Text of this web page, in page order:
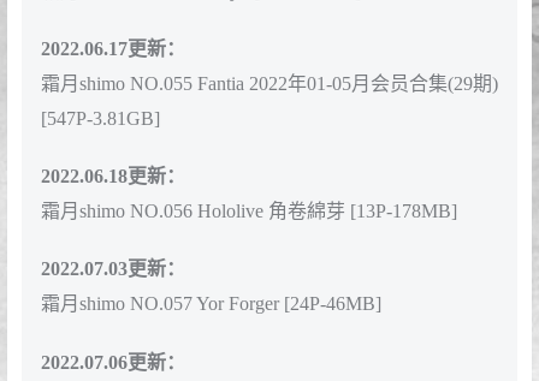
霜月shimo NO.050 fantia 10-12月会员合集(17期) [231P-
1.52GB]
霜月shimo NO.051 七大罪 伊丽莎白 兔女郎 [16P-
261MB]
2022.04.27更新：
霜月shimo NO.052 梦魔利兹 [22P-164MB]
2022.04.30更新：